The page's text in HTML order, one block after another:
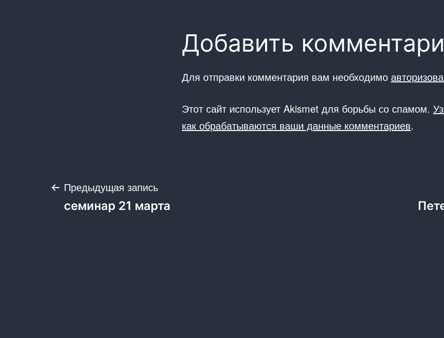
Добавить
Для отправки комментария вам необходимо
Этот сайт использует Akismet для борьбы со спамом.
как обрабатываются ваши данные комментариев.
Навигация
Предыдущая запись
семинар 21 марта